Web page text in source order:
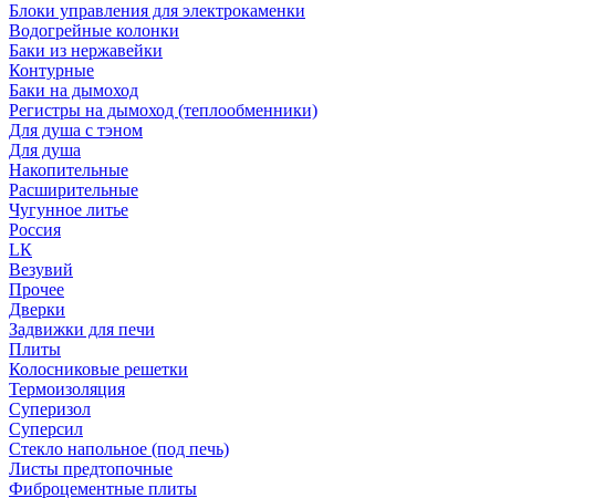
Блоки управления для электрокаменки
Водогрейные колонки
Баки из нержавейки
Контурные
Баки на дымоход
Регистры на дымоход (теплообменники)
Для душа с тэном
Для душа
Накопительные
Расширительные
Чугунное литье
Россия
LК
Везувий
Прочее
Дверки
Задвижки для печи
Плиты
Колосниковые решетки
Термоизоляция
Суперизол
Суперсил
Стекло напольное (под печь)
Листы предтопочные
Фиброцементные плиты